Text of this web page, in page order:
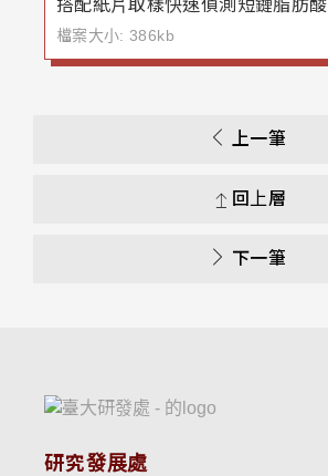
搭配紙片取樣快速偵測短鏈脂肪酸
檔案大小: 386kb
上一筆
回上層
下一筆
研究發展處